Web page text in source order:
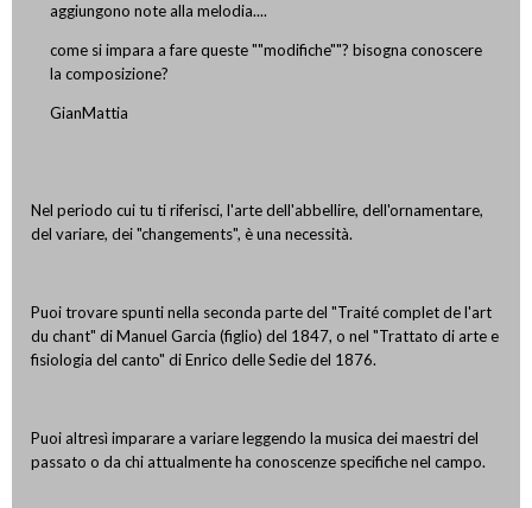
aggiungono note alla melodia....
come si impara a fare queste ""modifiche""? bisogna conoscere
la composizione?
GianMattia
Nel periodo cui tu ti riferisci, l'arte dell'abbellire, dell'ornamentare,
del variare, dei "changements", è una necessità.
Puoi trovare spunti nella seconda parte del "Traité complet de l'art
du chant" di Manuel Garcia (figlio) del 1847, o nel "Trattato di arte e
fisiologia del canto" di Enrico delle Sedie del 1876.
Puoi altresì imparare a variare leggendo la musica dei maestri del
passato o da chi attualmente ha conoscenze specifiche nel campo.